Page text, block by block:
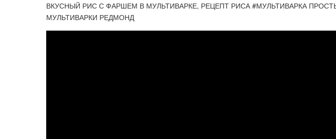
ВКУСНЫЙ РИС С ФАРШЕМ В МУЛЬТИВАРКЕ, РЕЦЕПТ РИСА #МУЛЬТИВАРКА
МУЛЬТИВАРКИ РЕДМОНД